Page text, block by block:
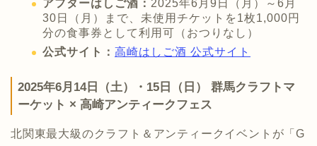
アフターはしご酒： 2025年6月9日（月）～6月
30日（月）まで、未使用チケットを1枚1,000円
分の食事券として利用可（おつりなし）
公式サイト： 高崎はしご酒 公式サイト
2025年6月14日（土）・15日（日） 群馬クラフトマ
ーケット × 高崎アンティークフェス
北関東最大級のクラフト＆アンティークイベントが「G